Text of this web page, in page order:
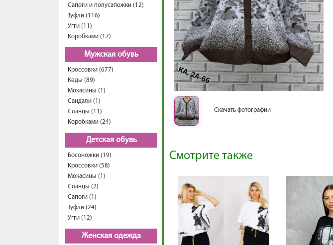
Сапоги и полусапожки (12)
Туфли (116)
Угги (11)
Коробками (17)
Мужская обувь
Кроссовки (677)
Кеды (89)
Мокасины (1)
Сандали (1)
Сланцы (11)
Коробками (24)
Детская обувь
Босоножки (19)
Кроссовки (58)
Мокасины (1)
Сланцы (2)
Сапоги (1)
Туфли (24)
Угги (12)
Женская одежда
Скачать фотографии
Смотрите также